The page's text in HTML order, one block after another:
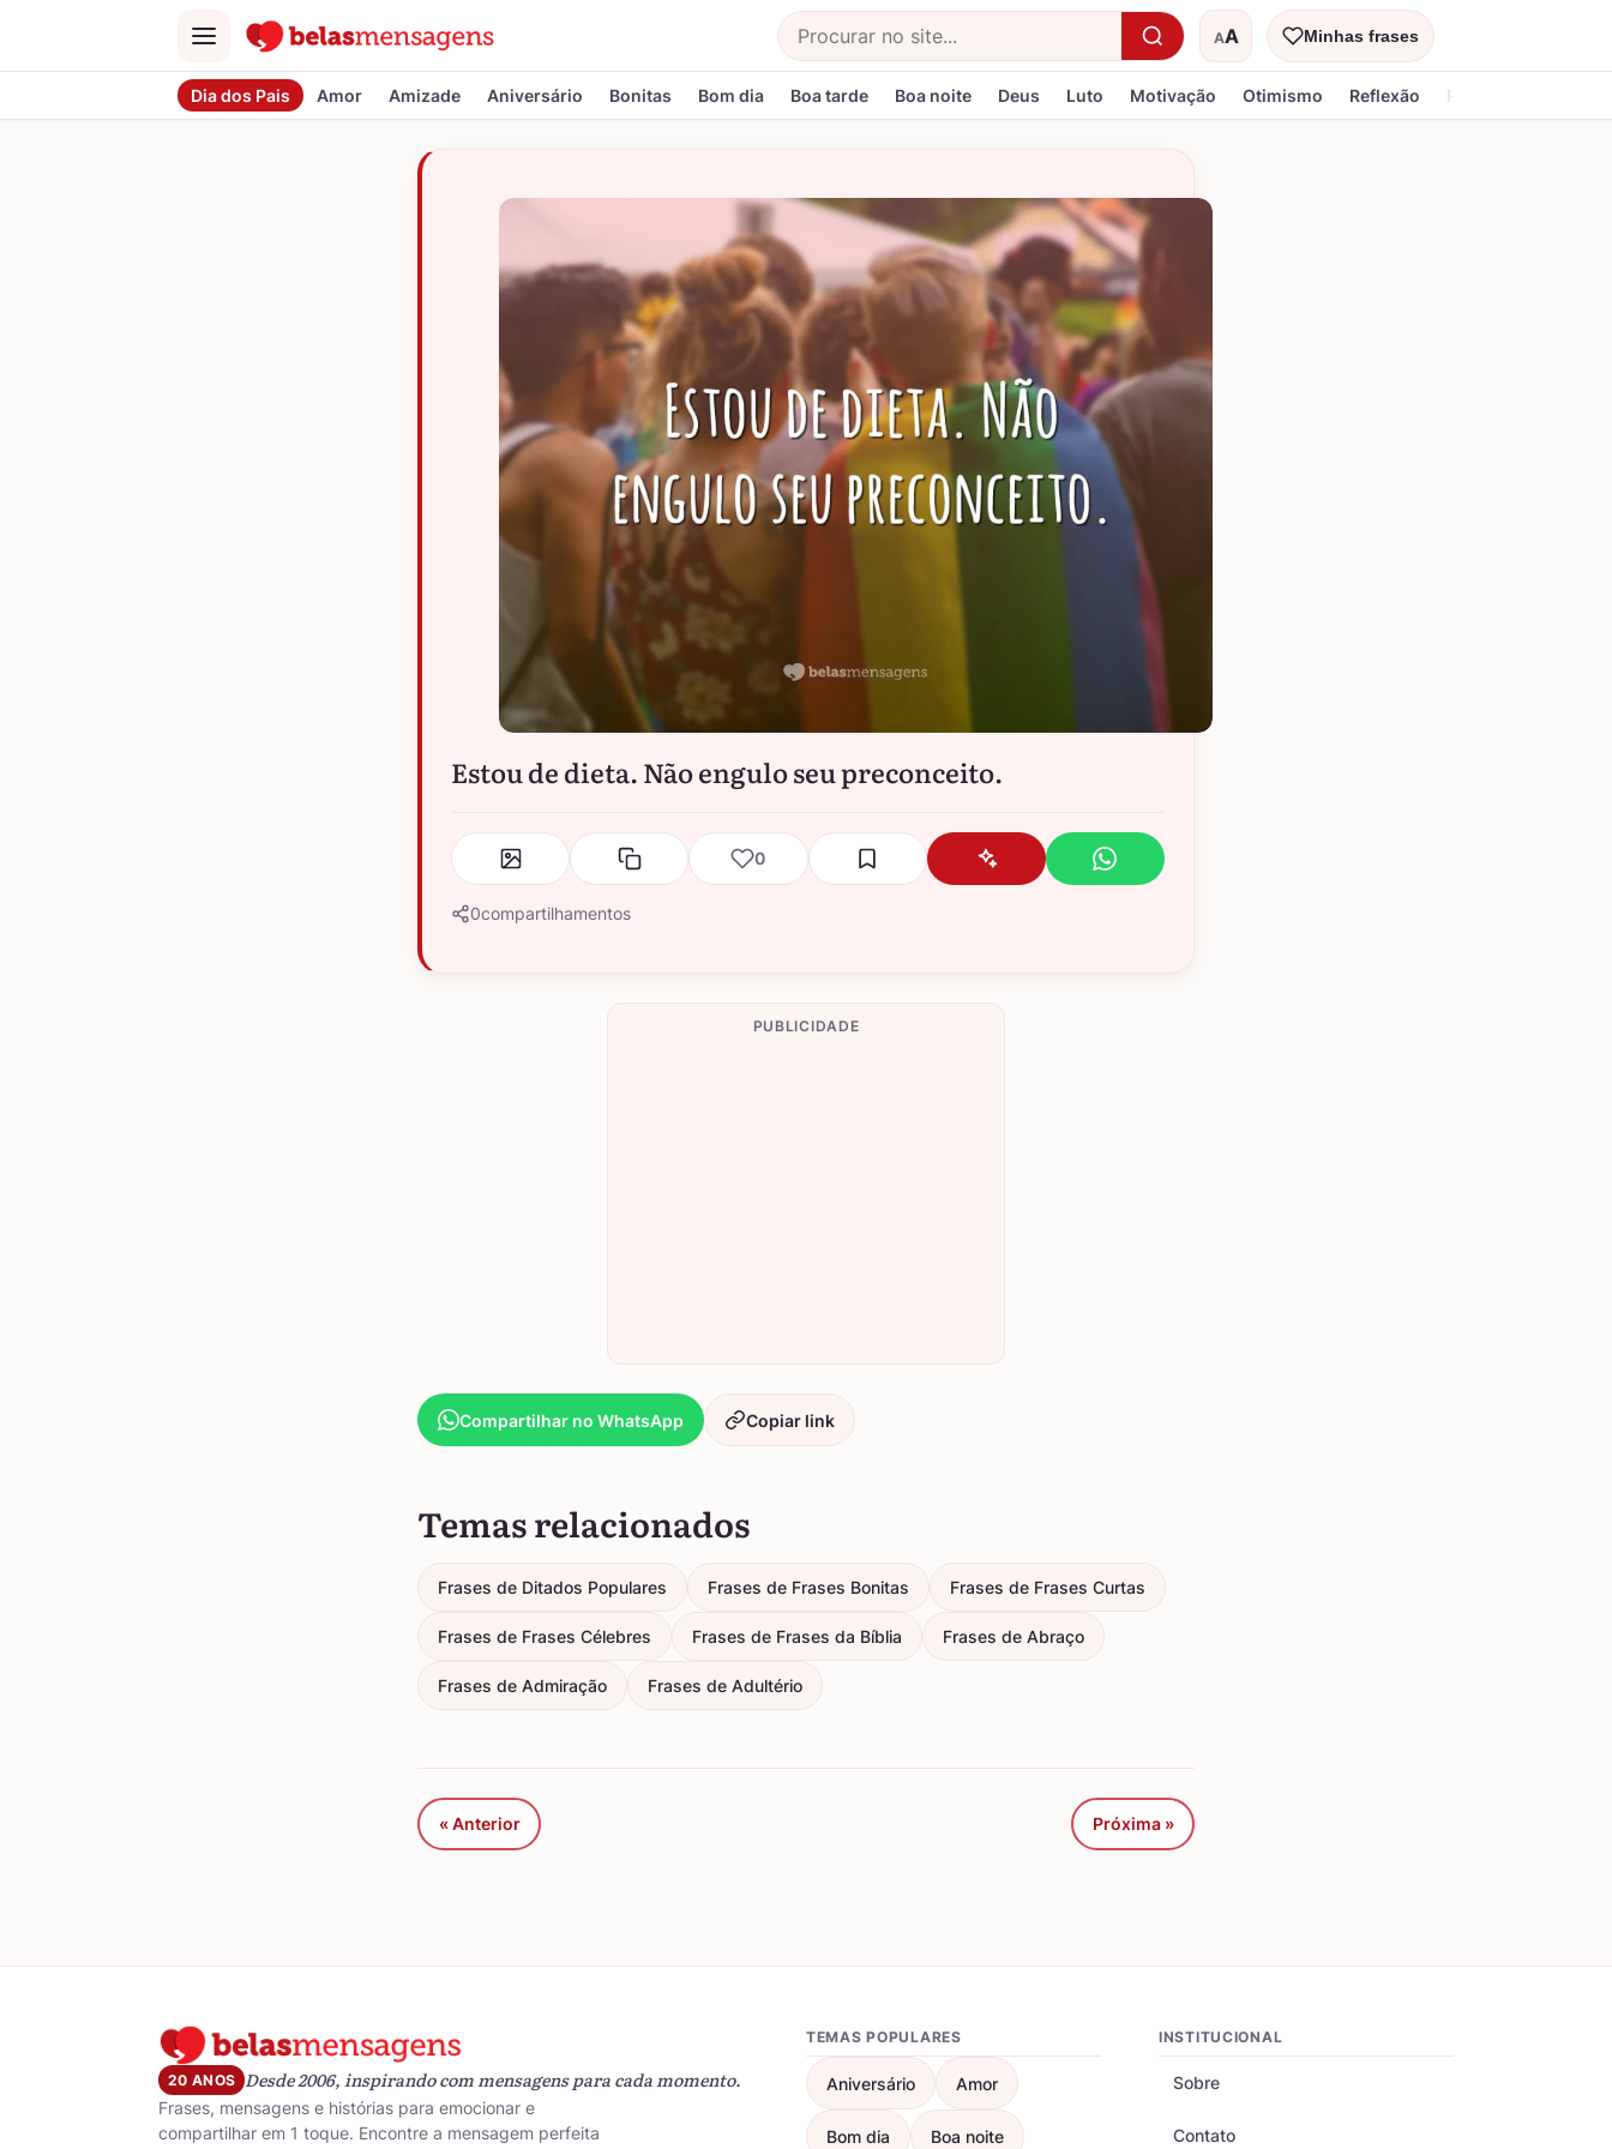
Menu
Buscar AA
Tamanho do textoMinhas frases
Dia dos Pais Amor Amizade Aniversário Bonitas Bom dia Boa tarde Boa noite Deus Luto Motivação Otimismo Reflexão Religiosa
Estou de dieta. Não engulo seu preconceito.
0
0compartilhamentos
PUBLICIDADE
Compartilhar no WhatsApp Copiar link
Temas relacionados
Frases de Ditados Populares Frases de Frases Bonitas Frases de Frases Curtas
Frases de Frases Célebres Frases de Frases da Bíblia Frases de Abraço
Frases de Admiração Frases de Adultério
« Anterior Próxima »
20 ANOS Desde 2006, inspirando com mensagens para cada momento.
Frases, mensagens e histórias para emocionar e
compartilhar em 1 toque. Encontre a mensagem perfeita
TEMAS POPULARES
Aniversário Amor
Bom dia Boa noite
INSTITUCIONAL
Sobre
Contato